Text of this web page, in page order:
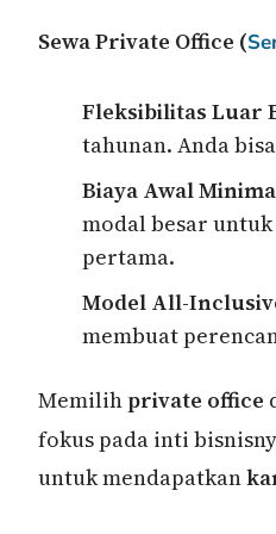
Sewa Private Office (
Fleksibilitas Luar
tahunan. Anda
Biaya Awal
modal besar
pertama.
Model All-
membuat
Memilihprivate office
fokus pada inti
untuk mendapatkan